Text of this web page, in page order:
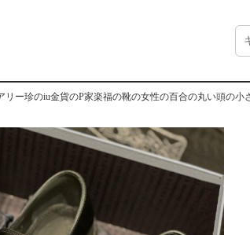
リー珍のiu金貨のP家楽福の靴の女性の百合の丸い頭の小